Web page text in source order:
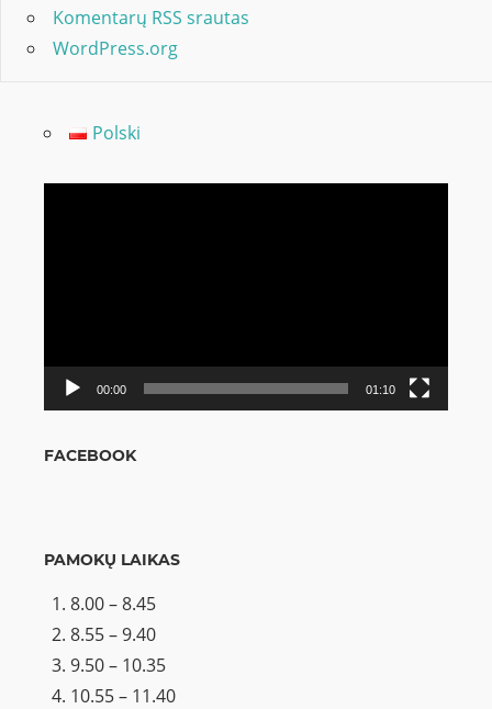
Komentarų RSS srautas
WordPress.org
Polski
00:00 01:10
FACEBOOK
PAMOKŲ LAIKAS
8.00 – 8.45
8.55 – 9.40
9.50 – 10.35
10.55 – 11.40